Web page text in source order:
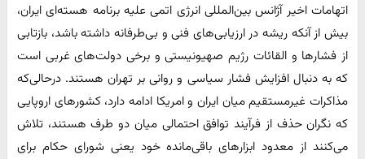
اتهامات اخیر آژانس بین‌المللی انرژی اتمی علیه برنامه هسته‌ای ایران،
بیش از آنکه ریشه در ارزیابی‌های فنی و بی‌طرفانه داشته باشد، بازتابی
از فشارها و القائات رژیم صهیونیستی و برخی دولت‌های غربی است
که به دنبال افزایش فشار سیاسی و روانی بر تهران هستند. درحالی‌که
مذاکرات غیرمستقیم میان ایران و امریکا ادامه دارد، کشورهای اروپایی
که نگران حذف از فرآیند توافق احتمالی میان دو طرف هستند، تلاش
می‌کنند از معدود ابزارهای باقی‌مانده خود یعنی شورای حکام برای